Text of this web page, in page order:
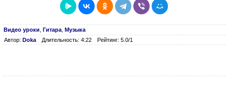
Видео уроки Гитара Музыка
Автор: Doka Длительность: 4:22 Рейтинг: 5.0/1